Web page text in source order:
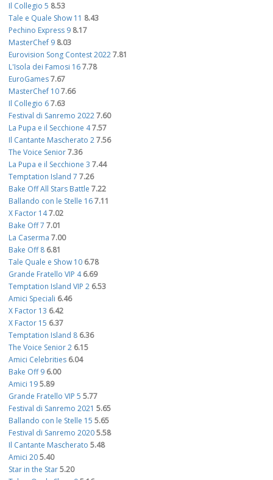
Il Collegio 5 8.53
Tale e Quale Show 11 8.43
Pechino Express 9 8.17
MasterChef 9 8.03
Eurovision Song Contest 20227.81
L'Isola dei Famosi 167.78
EuroGames7.67
MasterChef 107.66
Il Collegio 67.63
Festival di Sanremo 20227.60
La Pupa e il Secchione 47.57
Il Cantante Mascherato 27.56
The Voice Senior7.36
La Pupa e il Secchione 3 7.44
Temptation Island 7 7.26
Bake Off All Stars Battle 7.22
Ballando con le Stelle 167.11
X Factor 147.02
Bake Off 7 7.01
La Caserma 7.00
Bake Off 8 6.81
Tale Quale e Show 10 6.78
Grande Fratello VIP 4 6.69
Temptation Island VIP 2 6.53
Amici Speciali 6.46
X Factor 13 6.42
X Factor 15 6.37
Temptation Island 8 6.36
The Voice Senior 2 6.15
Amici Celebrities 6.04
Bake Off 9 6.00
Amici 195.89
Grande Fratello VIP 5 5.77
Festival di Sanremo 2021 5.65
Ballando con le Stelle 15 5.65
Festival di Sanremo 20205.58
Il Cantante Mascherato 5.48
Amici 205.40
Star in the Star5.20